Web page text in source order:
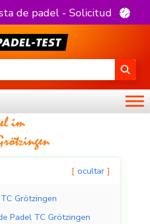
de padel - Solicitud
ocultar
Grötzingen
Padel TC Grötzingen